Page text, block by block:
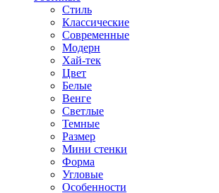
Стиль
Классические
Современные
Модерн
Хай-тек
Цвет
Белые
Венге
Светлые
Темные
Размер
Мини стенки
Форма
Угловые
Особенности